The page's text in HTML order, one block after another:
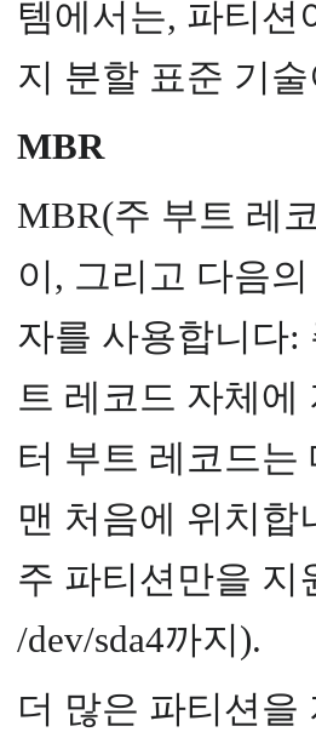
템에서는, 파티션
지 분할 표준 기
MBR
MBR(주 부트 레
이, 그리고 다음
자를 사용합니다:
트 레코드 자체에
터 부트 레코드는
맨 처음에 위치합
주 파티션만을 지
/dev/sda4까지).
더 많은 파티션을